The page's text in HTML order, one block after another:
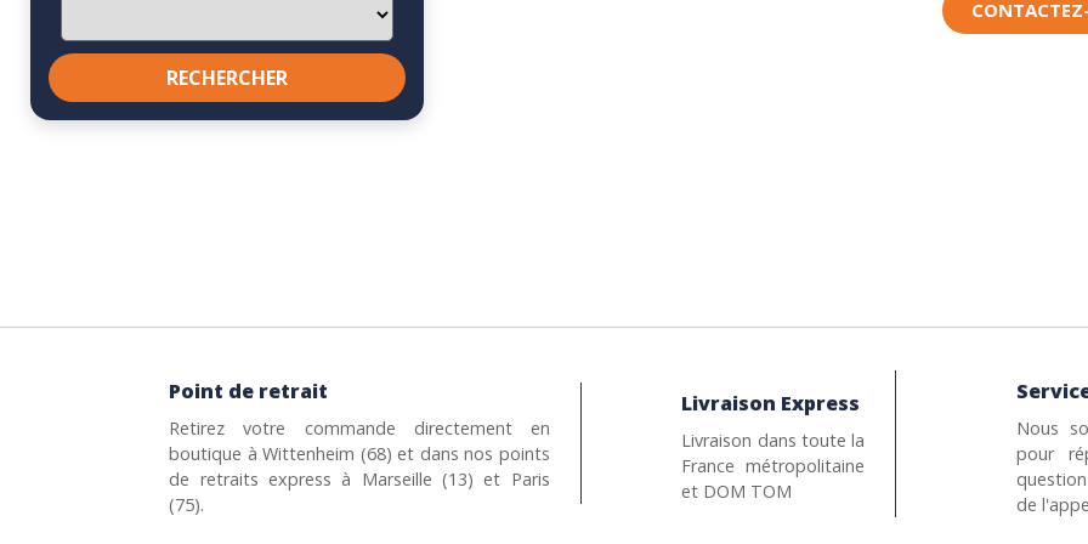
Point de retrait
Retirez votre commande directement en
boutique à Wittenheim (68) et dans nos points
de retraits express à Marseille (13) et Paris
(75).
Livraison Express
Livraison dans toute la
France métropolitaine
et DOM TOM
Nous
pour
de